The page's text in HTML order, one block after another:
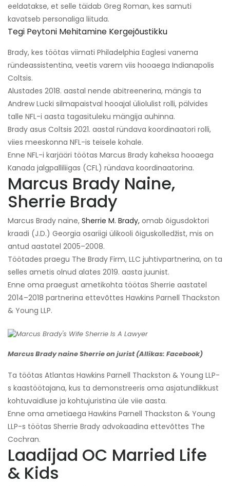
eeldatakse, et selle täidab Greg Roman, kes samuti
kavatseb personaliga liituda.
Tegi Peytoni Mehitamine Kergejõustikku
Brady, kes töötas viimati Philadelphia Eaglesi vanema
ründeassistentina, veetis varem viis hooaega Indianapolis
Coltsis.
Alustades 2018. aastal nende abitreenerina, mängis ta
Andrew Lucki silmapaistval hooajal üliolulist rolli, pälvides
talle NFL-i aasta tagasituleku mängija auhinna.
Brady asus Coltsis 2021. aastal ründava koordinaatori rolli,
viies meeskonna NFL-is teisele kohale.
Enne NFL-i karjääri töötas Marcus Brady kaheksa hooaega
Kanada jalgpalliliigas (CFL) ründava koordinaatorina.
Marcus Brady Naine,
Sherrie Brady
Marcus Brady naine, Sherrie M. Brady, omab õigusdoktori
kraadi (J.D.) Georgia osariigi ülikooli õiguskolledžist, mis on
antud aastatel 2005–2008.
Töötades praegu The Brady Firm, LLC juhtivpartnerina, on ta
selles ametis olnud alates 2019. aasta juunist.
Enne oma praegust ametikohta töötas Sherrie aastatel
2014–2018 partnerina ettevõttes Hawkins Parnell Thackston
& Young LLP.
Marcus Brady naine Sherrie on jurist (Allikas: Facebook)
Ta töötas Atlantas Hawkins Parnell Thackston & Young LLP-
s kaastöötajana, kus ta demonstreeris oma asjatundlikkust
kohtuvaidluse ja kohtujuristina üle viie aasta.
Enne oma ametiaega Hawkins Parnell Thackston & Young
LLP-s töötas Sherrie Brady advokaadina ettevõttes The
Cochran.
Laadijad OC Married Life
& Kids